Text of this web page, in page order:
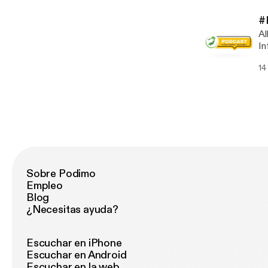
Sobre Podimo
Empleo
Blog
¿Necesitas ayuda?
Escuchar en iPhone
Escuchar en Android